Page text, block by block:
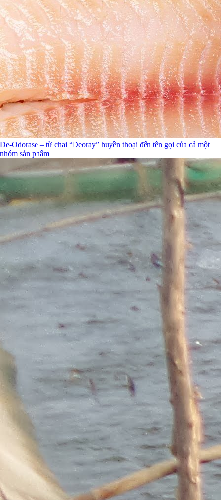
De-Odorase – từ chai “Deoray” huyền thoại đến tên gọi của cả một
nhóm sản phẩm